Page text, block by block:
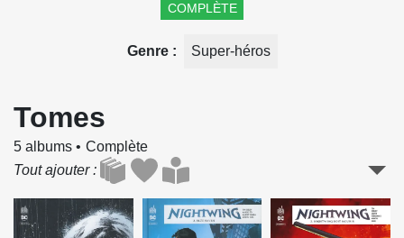
COMPLÈTE
Genre Super-héros
Tomes
5 albums
Complète
Tout ajouter